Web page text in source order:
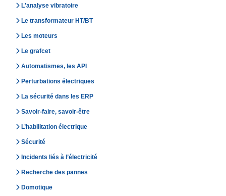
L'analyse vibratoire
Le transformateur HT/BT
Les moteurs
Le grafcet
Automatismes, les API
Perturbations électriques
La sécurité dans les ERP
Savoir-faire, savoir-être
L’habilitation électrique
Sécurité
Incidents liés à l’électricité
Recherche des pannes
Domotique